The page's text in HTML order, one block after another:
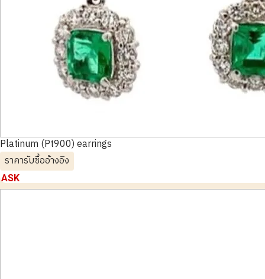
Platinum (Pt900) earrings
ราคารับซื้ออ้างอิง
ASK